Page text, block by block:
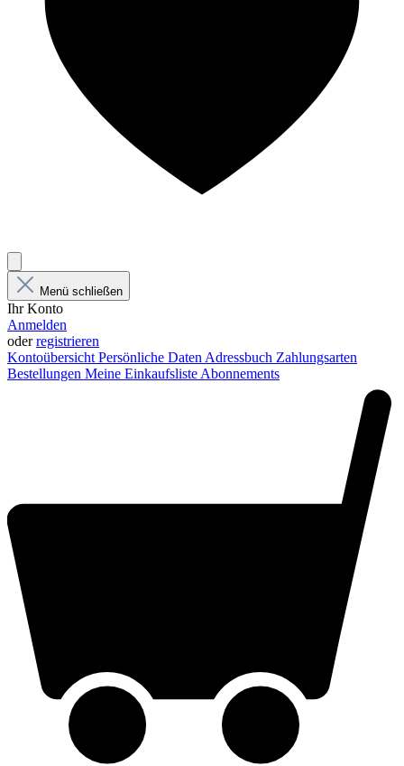
Menü schließen
Ihr Konto
Anmelden
oderregistrieren
Kontoübersicht Persönliche Daten Adressbuch Zahlungsarten
Bestellungen Meine Einkaufsliste Abonnements